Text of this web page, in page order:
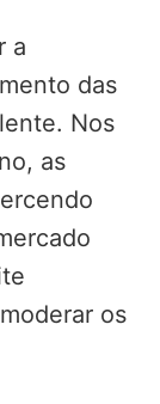
a
das
Nos
as
os